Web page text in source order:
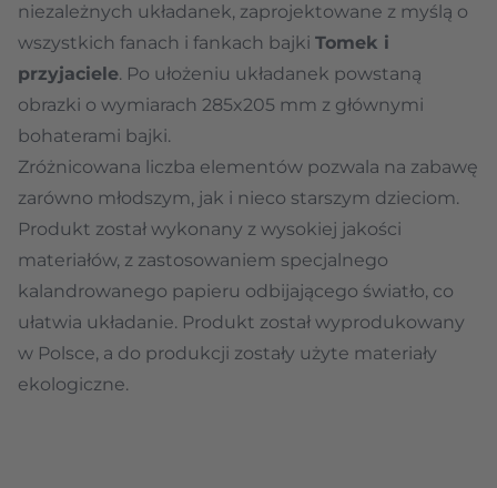
niezależnych układanek, zaprojektowane z myślą o
wszystkich fanach i fankach bajki Tomek i
przyjaciele. Po ułożeniu układanek powstaną
obrazki o wymiarach 285x205 mm z głównymi
bohaterami bajki.
Zróżnicowana liczba elementów pozwala na zabawę
zarówno młodszym, jak i nieco starszym dzieciom.
Produkt został wykonany z wysokiej jakości
materiałów, z zastosowaniem specjalnego
kalandrowanego papieru odbijającego światło, co
ułatwia układanie. Produkt został wyprodukowany
w Polsce, a do produkcji zostały użyte materiały
ekologiczne.